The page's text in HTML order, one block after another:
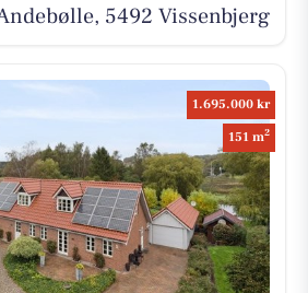
5492 Vissenbjerg
1.695.000 kr
151 m2